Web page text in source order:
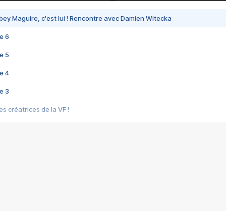
Maguire, c'est lui ! Rencontre avec Damien Witecka
6
5
4
3
créatrices de la VF !